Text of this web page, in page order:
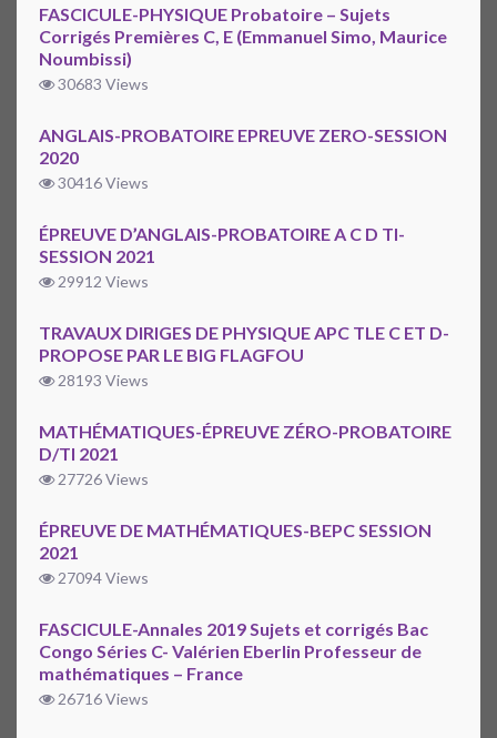
FASCICULE-PHYSIQUE Probatoire – Sujets
Corrigés Premières C, E (Emmanuel Simo, Maurice
Noumbissi)
30683 Views
ANGLAIS-PROBATOIRE EPREUVE ZERO-SESSION
2020
30416 Views
ÉPREUVE D’ANGLAIS-PROBATOIRE A C D TI-
SESSION 2021
29912 Views
TRAVAUX DIRIGES DE PHYSIQUE APC TLE C ET D-
PROPOSE PAR LE BIG FLAGFOU
28193 Views
MATHÉMATIQUES-ÉPREUVE ZÉRO-PROBATOIRE
D/TI 2021
27726 Views
ÉPREUVE DE MATHÉMATIQUES-BEPC SESSION
2021
27094 Views
FASCICULE-Annales 2019 Sujets et corrigés Bac
Congo Séries C- Valérien Eberlin Professeur de
mathématiques – France
26716 Views